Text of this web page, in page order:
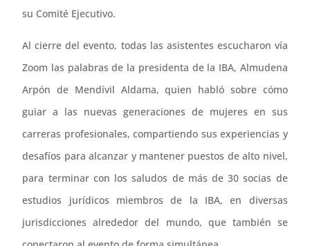
su Comité Ejecutivo.
Al cierre del evento, todas las asistentes escucharon vía
Zoom las palabras de la presidenta de la IBA, Almudena
Arpón de Mendívil Aldama, quien habló sobre cómo
guiar a las nuevas generaciones de mujeres en sus
carreras profesionales, compartiendo sus experiencias y
desafíos para alcanzar y mantener puestos de alto nivel,
para terminar con los saludos de más de 30 socias de
estudios jurídicos miembros de la IBA, en diversas
jurisdicciones alrededor del mundo, que también se